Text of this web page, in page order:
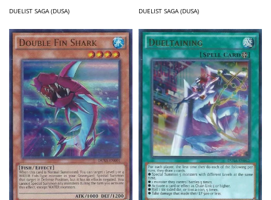
DUELIST SAGA (DUSA) DUELIST SAGA (DUSA)